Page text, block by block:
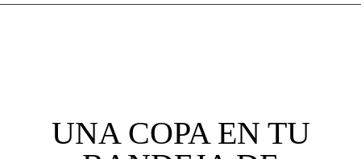
UNA COPA EN TU